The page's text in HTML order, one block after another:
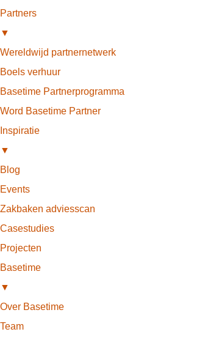
Partners
▼
Wereldwijd partnernetwerk
Boels verhuur
Basetime Partnerprogramma
Word Basetime Partner
Inspiratie
▼
Blog
Events
Zakbaken adviesscan
Casestudies
Projecten
Basetime
▼
Over Basetime
Team